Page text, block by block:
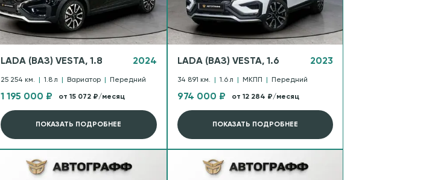
LADA (ВАЗ) VESTA, 1.8 2024
25 254 км. 1.8 л Вариатор Передний
1 195 000 ₽ от 15 072 ₽/месяц
ПОКАЗАТЬ ПОДРОБНЕЕ
LADA (ВАЗ) VESTA, 1.6 2023
34 891 км. 1.6 л МКПП Передний
974 000 ₽ от 12 284 ₽/месяц
ПОКАЗАТЬ ПОДРОБНЕЕ